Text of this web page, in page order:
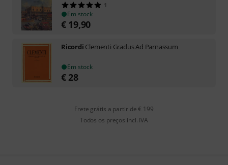
1
Em stock
€ 19,90
Ricordi Clementi Gradus Ad Parnassum
Em stock
€ 28
Frete grátis a partir de € 199
Todos os preços incl. IVA